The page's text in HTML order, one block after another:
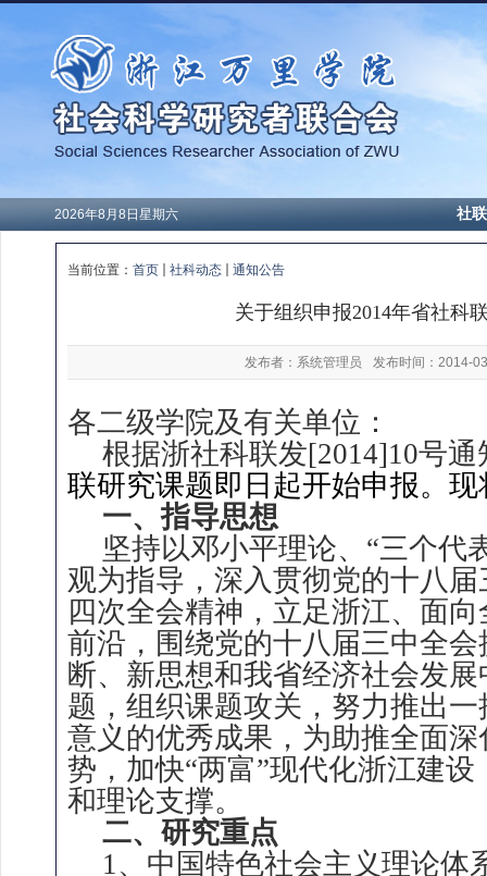
2026年8月8日星期六 社
当前位置： 首页 社科动态 通知公告
关于组织申报2014年省社科
发布者：系统管理员 发布时间：2014-
各二级学院及有关单位：
根据浙社科联发[2014]10号通
联研究课题即日起开始申报。
一、指导思想
坚持以邓小平理论、“三个代
观为指导，深入贯彻党的十八
四次全会精神，立足浙江、面
前沿，围绕党的十八届三中全
断、新思想和我省经济社会发
题，组织课题攻关，努力推出
意义的优秀成果，为助推全面
势，加快“两富”现代化浙江建
和理论支撑。
二、研究重点
1、中国特色社会主义理论体